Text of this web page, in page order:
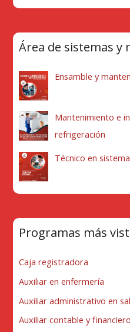
Área de sistemas
Ensamble y
Mantenimiento e
refrigeración
Técnico en
Programas más
Caja registradora
Auxiliar en enfermería
Auxiliar administrativo en
Auxiliar contable y financiero